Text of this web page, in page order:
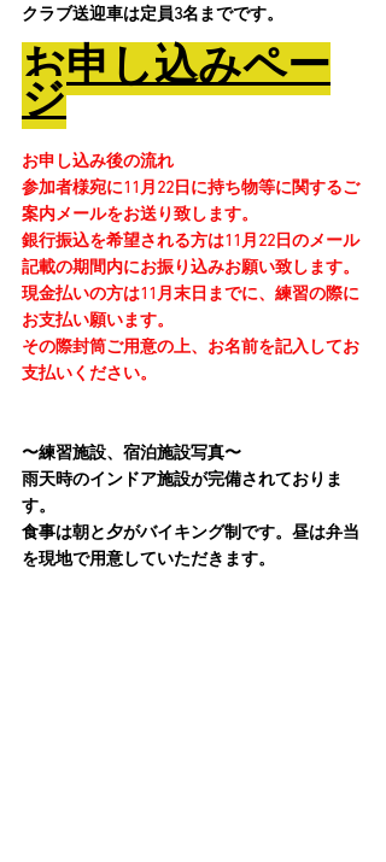
クラブ送迎車は定員3名までです。
お申し込みペー
ジ
お申し込み後の流れ
参加者様宛に11月22日に持ち物等に関するご
案内メールをお送り致します。
銀行振込を希望される方は11月22日のメール
記載の期間内にお振り込みお願い致します。
現金払いの方は11月末日までに、練習の際に
お支払い願います。
その際封筒ご用意の上、お名前を記入してお
支払いください。
〜練習施設、宿泊施設写真〜
雨天時のインドア施設が完備されておりま
す。
食事は朝と夕がバイキング制です。昼は弁当
を現地で用意していただきます。